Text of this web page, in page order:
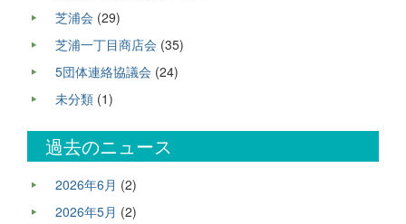
芝浦会 (29)
芝浦一丁目商店会 (35)
5団体連絡協議会 (24)
未分類 (1)
過去のニュース
2026年6月 (2)
2026年5月 (2)